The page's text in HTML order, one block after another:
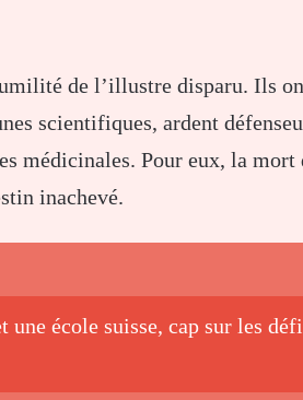
de l’illustre disparu. Ils
scientifiques, ardent
médicinales. Pour eux, la mort
inachevé.
école suisse, cap sur les